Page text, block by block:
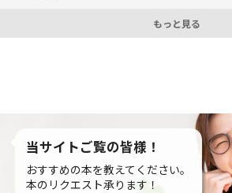
もっと見る
当サイトご覧の皆様！
おすすめの本を教えてください。
本のリクエスト承ります！